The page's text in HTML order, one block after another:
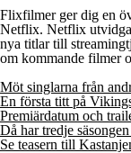
Flixfilmer ger dig en
Netflix. Netflix
nya titlar till
om kommande filmer
Möt singlarna från
En första titt på
Premiärdatum och
Då har tredje
Se teasern till